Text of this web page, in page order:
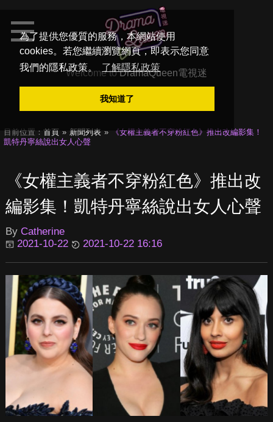
為了提供您優質的服務，本網站使用
cookies。若您繼續瀏覽網頁，即表示您同意
我們的隱私政策。
了解隱私政策
我知道了
Welcome toDramaQueen電視迷
目前位置： 首頁 新聞列表
《女權主義者不穿粉紅色》推出改編影集！
凱特丹寧絲說出女人心聲
《女權主義者不穿粉紅色》推出改
編影集！凱特丹寧絲說出女人心聲
By Catherine
2021-10-22
2021-10-22 16:16